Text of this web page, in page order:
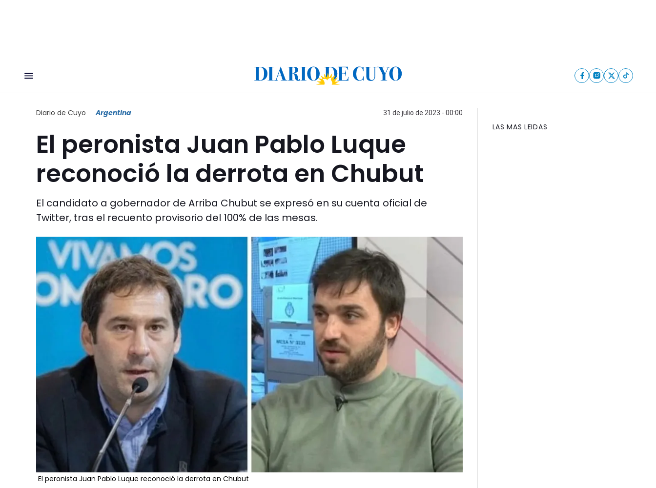
Diario de Cuyo Argentina 31 de julio de 2023 - 00:00
El peronista Juan Pablo Luque
reconoció la derrota en Chubut
El candidato a gobernador de Arriba Chubut se expresó en su cuenta oficial de
Twitter, tras el recuento provisorio del 100% de las mesas.
El peronista Juan Pablo Luque reconoció la derrota en Chubut
LAS MAS LEIDAS